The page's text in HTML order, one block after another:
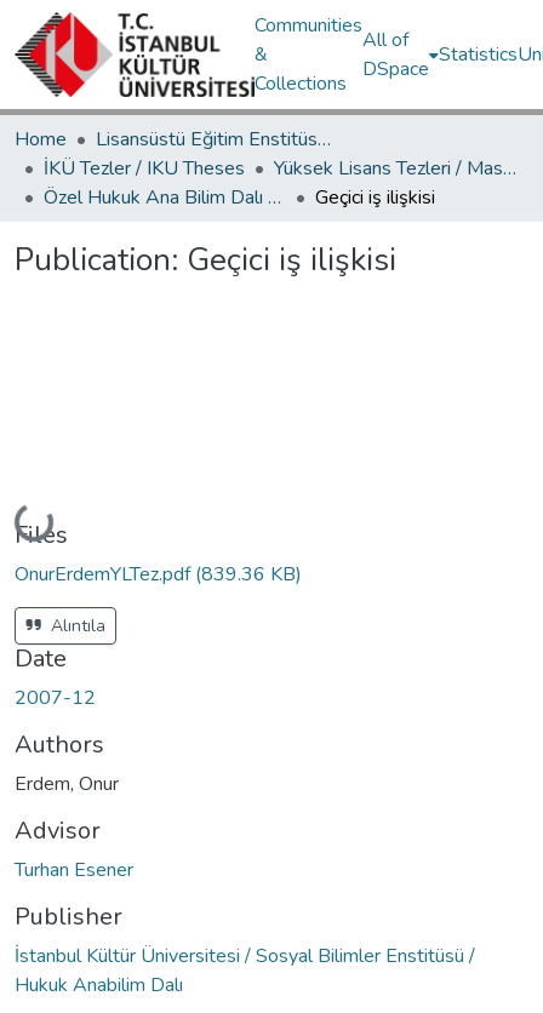
Communities
&
Collections
All of
DSpace
Statistics
Home
Lisansüstü Eğitim Enstitüsü / Postgraduate Education Institute
İKÜ Tezler / IKU Theses
Yüksek Lisans Tezleri / Master's Theses
Özel Hukuk Ana Bilim Dalı / Department of Private Law
Geçici iş ilişkisi
Publication: Geçici iş ilişkisi
Loading...
Files
OnurErdemYLTez.pdf(839.36 KB)
Alıntıla
Date
2007-12
Authors
Erdem, Onur
Advisor
Turhan Esener
Publisher
İstanbul Kültür Üniversitesi / Sosyal Bilimler Enstitüsü /
Hukuk Anabilim Dalı